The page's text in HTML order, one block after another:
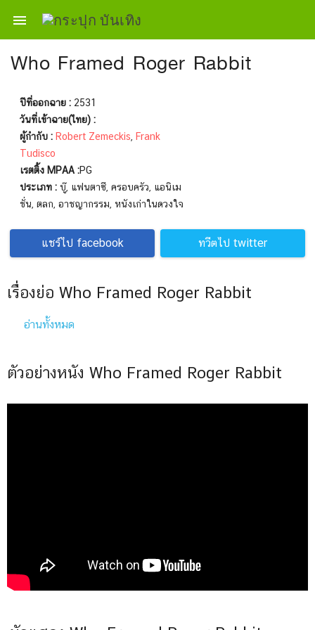

Who Framed Roger Rabbit
ปีที่ออกฉาย : 2531
วันที่เข้าฉาย(ไทย) :
ผู้กำกับ : Robert Zemeckis
Frank
Tudisco
เรตติ้ง MPAA :PG
ประเภท : บู๊, แฟนตาซี, ครอบครัว, แอนิเม
ชั่น, ตลก, อาชญากรรม, หนังเก่าในดวงใจ
แชร์ไป facebook ทวีตไป twitter
เรื่องย่อ Who Framed Roger Rabbit
อ่านทั้งหมด
ตัวอย่างหนัง Who Framed Roger Rabbit